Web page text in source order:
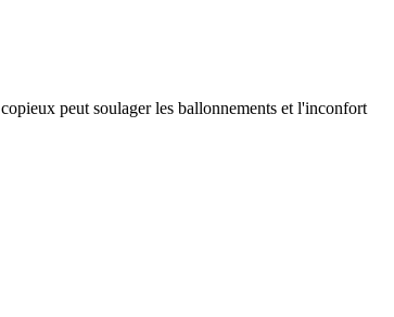
peut soulager les ballonnements et l'inconfort